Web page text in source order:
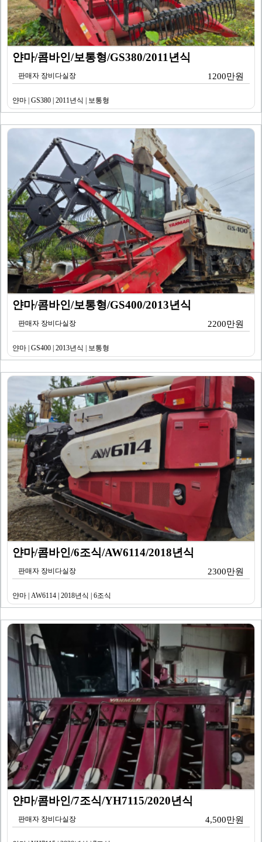
얀마/콤바인/보통형/GS380/2011년식
판매자 장비다실장 1200만원
얀마 | GS380 | 2011년식 | 보통형
얀마/콤바인/보통형/GS400/2013년식
판매자 장비다실장 2200만원
얀마 | GS400 | 2013년식 | 보통형
얀마/콤바인/6조식/AW6114/2018년식
판매자 장비다실장 2300만원
얀마 | AW6114 | 2018년식 | 6조식
얀마/콤바인/7조식/YH7115/2020년식
판매자 장비다실장 4,500만원